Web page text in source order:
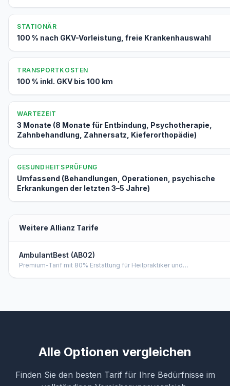
STATIONÄR
100 % nach GKV-Vorleistung, freie Krankenhauswahl
TRANSPORTKOSTEN
100 % inkl. GKV bis 100 km
WARTEZEIT
3 Monate (8 Monate für Entbindung, Psychotherapie,
Zahnbehandlung, Zahnersatz, Kieferorthopädie)
GESUNDHEITSPRÜFUNG
Umfassend (Behandlungen, Operationen, psychische
Erkrankungen der letzten 3–5 Jahre)
Weitere Allianz Tarife
AmbulantBest (AB02)
Premium-Tarif mit 80% Erstattung für Heilpraktiker und
Alle Optionen vergleichen
Finden Sie den besten Tarif für Ihre Bedürfnisse im